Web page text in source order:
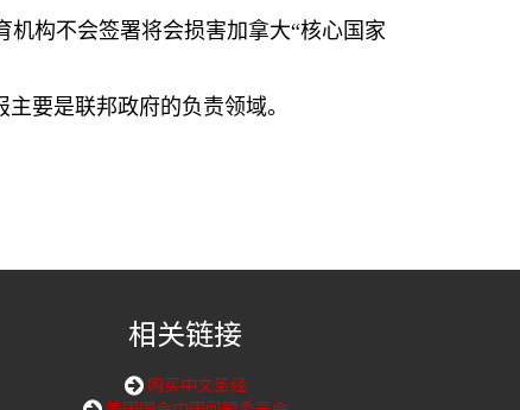
构不会签署将会损害加拿大“核心国家
要是联邦政府的负责领域。
相关链接
购买中文圣经